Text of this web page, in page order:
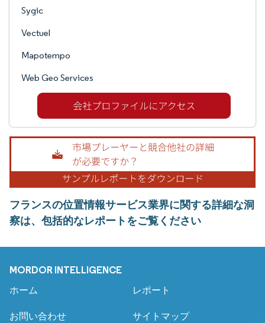
Sygic
Vectuel
Mapotempo
Web Geo Services
フランスの位置情報サービス業界に関する詳細な洞
察は、包括的なレポートをご覧ください
MORDOR INTELLIGENCE
ホーム レポート
お問い合わせ サイトマップ